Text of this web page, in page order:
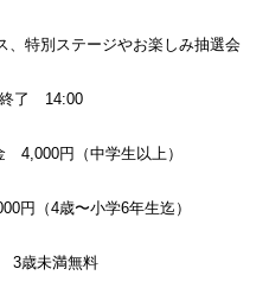
、特別ステージやお楽しみ抽選会
終了 14:00
4,000円（中学生以上）
円（4歳〜小学6年生迄）
未満無料